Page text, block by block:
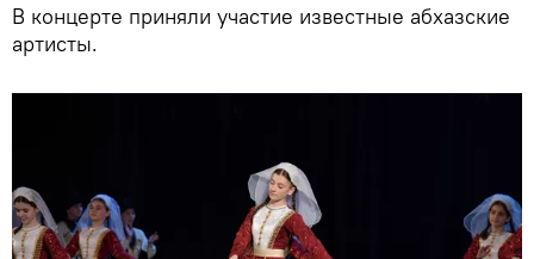
В концерте приняли участие известные абхазские
артисты.